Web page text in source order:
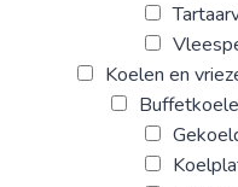
Koelen en